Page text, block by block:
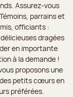
Assurez-vous
parrains et
officiants :
dragées
en importante
à la demande !
proposons une
petits cœurs en
préférées.